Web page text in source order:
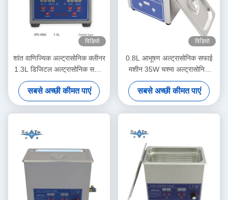
विडियो
शांत वाणिज्यिक अल्ट्रासोनिक क्लीनर
1.3L डिजिटल अल्ट्रासोनिक सफाई
मशीन 60W मल्टी गियर टाइमिंग के
साथ
सबसे अच्छी कीमत पाएं
विडियो
0.8L आभूषण अल्ट्रासोनिक सफाई
मशीन 35W चश्मा अल्ट्रासोनिक
क्लीनर
सबसे अच्छी कीमत पाएं